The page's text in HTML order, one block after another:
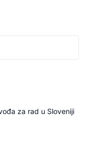
za rad u Sloveniji